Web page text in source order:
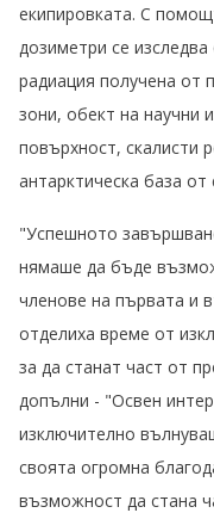
екипировката. С
дозиметри се
радиация получена от
зони, обект на научни
повърхност, скалисти
антарктическа база от
"Успешното
нямаше да бъде
членове на първата и
отделиха време от
за да станат част от
допълни - "Освен
изключително
своята огромна
възможност да стана